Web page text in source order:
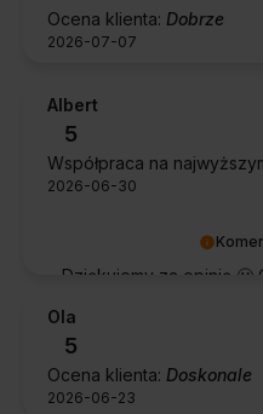
Ocena klienta: Dobrze
2026-07-07
Dziękujemy za opinię 🙂
Dziękujemy za zaufanie.
Albert
5
Współpraca na
2026-06-30
Ola
5
Ocena klienta: Doskonale
2026-06-23